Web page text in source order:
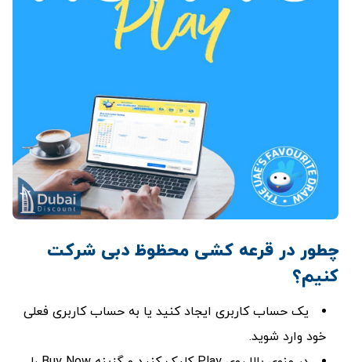
چطور در قرعه کشی محظوظ دبی شرکت
کنیم؟
یک حساب کاربری ایجاد کنید یا به حساب کاربری فعلی
خود وارد شوید.